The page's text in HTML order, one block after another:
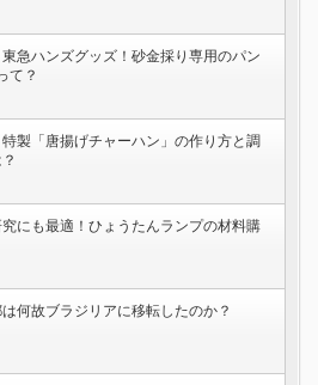
急ハンズグッズ！砂金採り専用のパン
て？
製「唐揚げチャーハン」の作り方と調
にも最適！ひょうたんランプの材料購
何故ブラジリアに移転したのか？